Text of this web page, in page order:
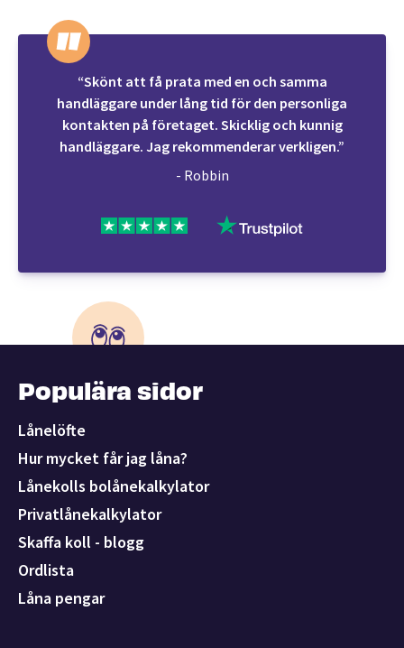
“Skönt att få prata med en och samma
handläggare under lång tid för den personliga
kontakten på företaget. Skicklig och kunnig
handläggare. Jag rekommenderar verkligen.”
- Robbin
Populära sidor
Lånelöfte
Hur mycket får jag låna?
Lånekolls bolånekalkylator
Privatlånekalkylator
Skaffa koll - blogg
Ordlista
Låna pengar